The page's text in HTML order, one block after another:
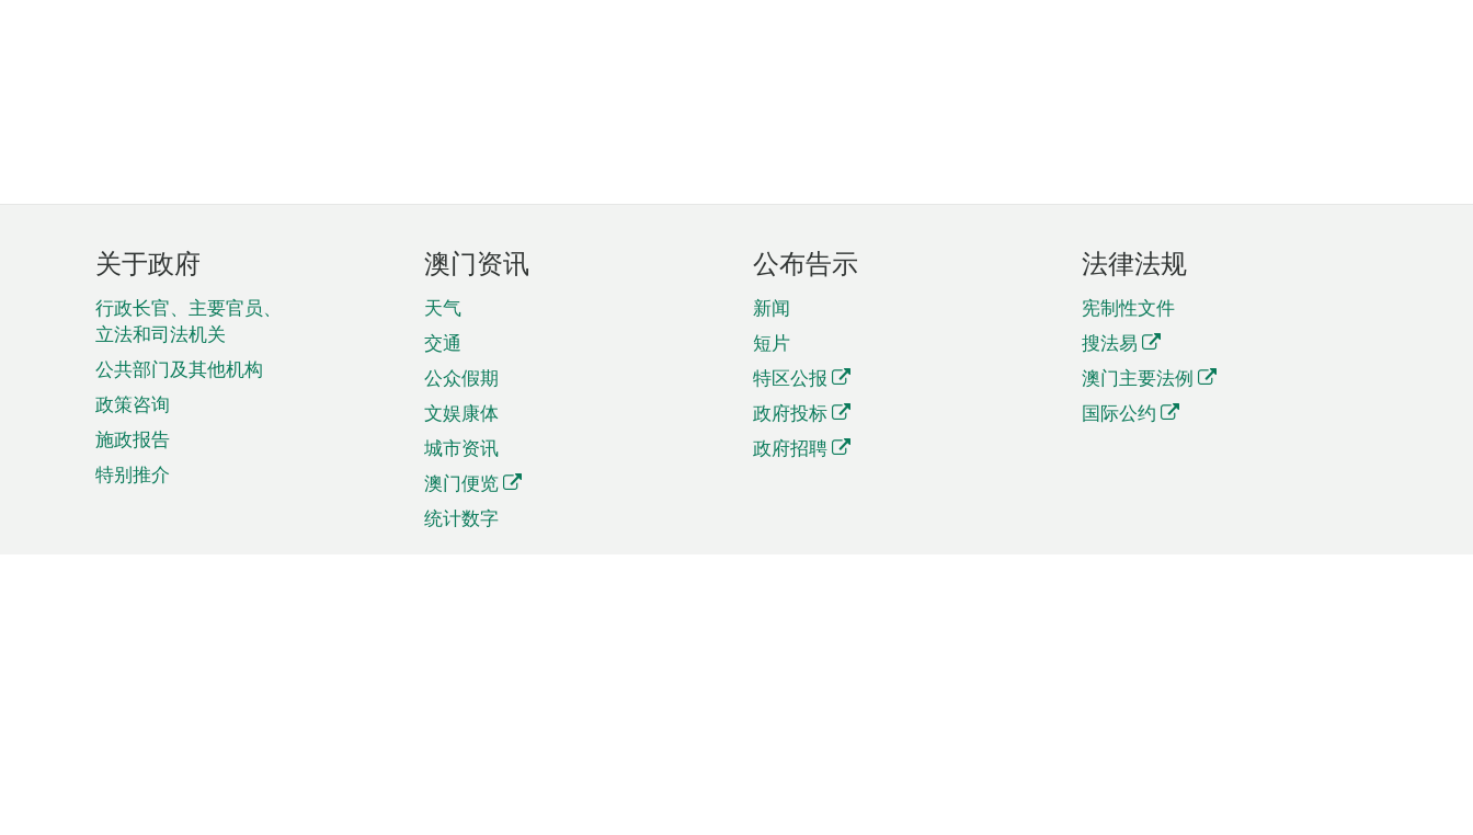
页
脚
菜
单
关于政府
行政长官、主要官员、
立法和司法机关
公共部门及其他机构
政策咨询
施政报告
特别推介
澳门资讯
天气
交通
公众假期
文娱康体
城市资讯
澳门便览
统计数字
公布告示
新闻
短片
特区公报
政府投标
政府招聘
法律法规
宪制性文件
搜法易
澳门主要法例
国际公约